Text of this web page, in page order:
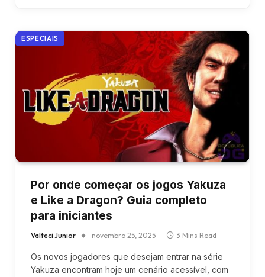
ESPECIAIS
Por onde começar os jogos Yakuza
e Like a Dragon? Guia completo
para iniciantes
Valteci Junior novembro 25, 2025 3 Mins Read
Os novos jogadores que desejam entrar na série
Yakuza encontram hoje um cenário acessível, com